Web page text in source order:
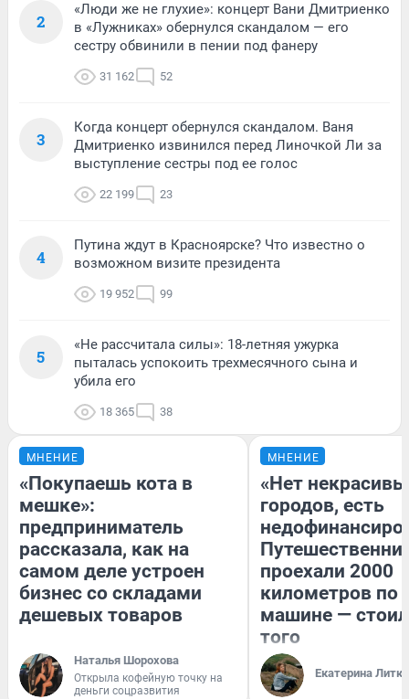
2
«Люди же не глухие»: концерт Вани Дмитриенко
в «Лужниках» обернулся скандалом — его
сестру обвинили в пении под фанеру
31 162 52
3
Когда концерт обернулся скандалом. Ваня
Дмитриенко извинился перед Линочкой Ли за
выступление сестры под ее голос
22 199 23
4
Путина ждут в Красноярске? Что известно о
возможном визите президента
19 952 99
5
«Не рассчитала силы»: 18-летняя ужурка
пыталась успокоить трехмесячного сына и
убила его
18 365 38
МНЕНИЕ
«Покупаешь кота в
мешке»:
предприниматель
рассказала, как на
самом деле устроен
бизнес со складами
дешевых товаров
Наталья Шорохова
Открыла кофейную точку на
деньги соцразвития
МНЕНИЕ
«Нет
городов, есть
проехали 2000
километров по
машине —
того
Екатерина